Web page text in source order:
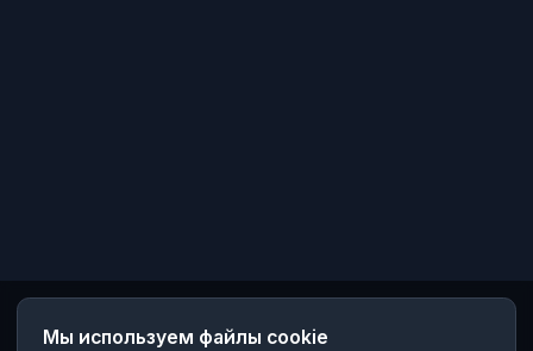
Мы используем файлы cookie